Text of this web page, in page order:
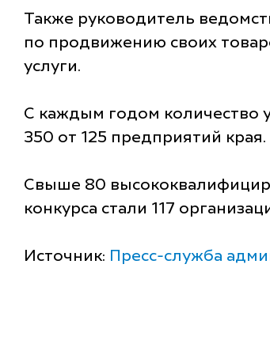
Также руководитель
по продвижению своих
услуги.
С каждым годом количество
350 от 125 предприятий края.
Свыше 80
конкурса стали 117
Источник: Пресс-служба